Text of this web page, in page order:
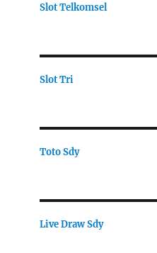
Slot Telkomsel
Slot Tri
Toto Sdy
Live Draw Sdy